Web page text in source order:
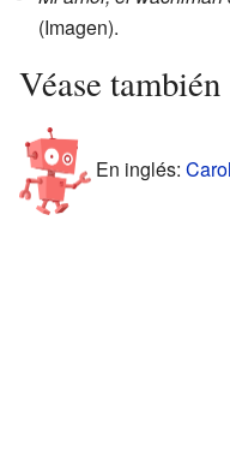
(Imagen).
Véase también
En inglés: